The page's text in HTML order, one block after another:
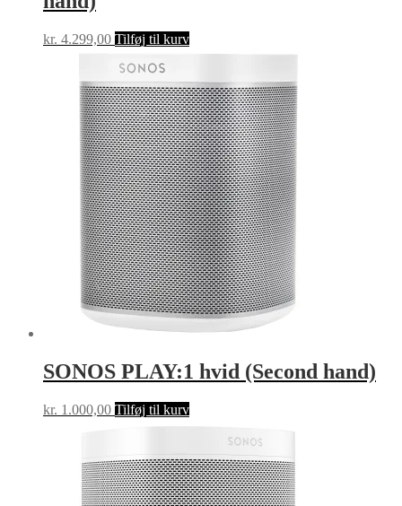
kr. 4.299,00 Tilføj til kurv
SONOS PLAY:1 hvid (Second hand)
kr. 1.000,00 Tilføj til kurv